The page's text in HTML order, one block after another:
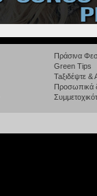
Πράσινα
Green Tips
Taξιδέψτε
Προσωπικά